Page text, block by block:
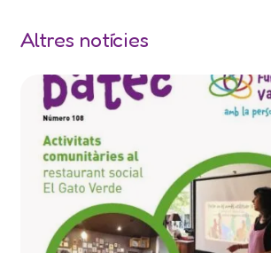
Serveis a empreses
Centre Especial de
Jardineria
Neteja
Bugaderia
Càtering
Altres notícies